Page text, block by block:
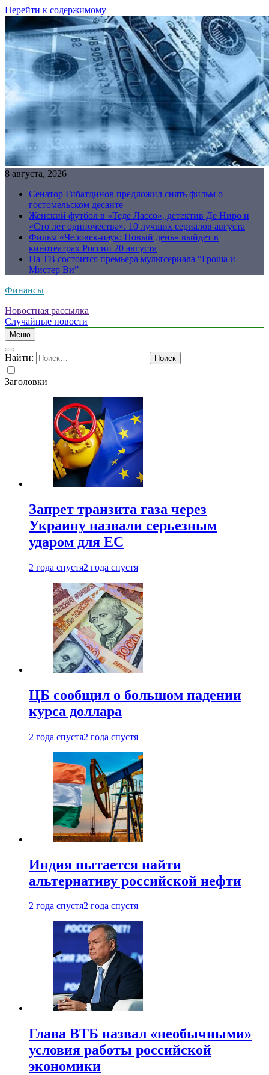
Перейти к содержимому
8 августа, 2026
Сенатор Гибатдинов предложил снять фильм о
гостомельском десанте
Женский футбол в «Теде Лассо», детектив Де Ниро и
«Сто лет одиночества». 10 лучших сериалов августа
Фильм «Человек-паук: Новый день» выйдет в
кинотеатрах России 20 августа
На ТВ состоится премьера мультсериала “Гроша и
Мистер Ви”
Финансы
Новостная рассылка
Случайные новости
Меню
Найти:
Заголовки
Запрет транзита газа через
Украину назвали серьезным
ударом для ЕС
2 года спустя2 года спустя
ЦБ сообщил о большом падении
курса доллара
2 года спустя2 года спустя
Индия пытается найти
альтернативу российской нефти
2 года спустя2 года спустя
Глава ВТБ назвал «необычными»
условия работы российской
экономики